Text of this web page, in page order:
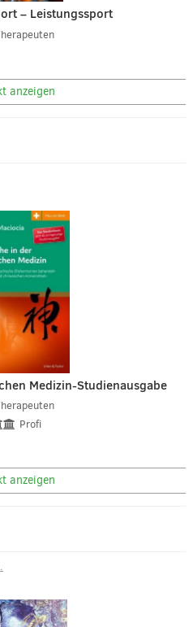
– Leistungssport
anzeigen
Medizin-Studienausgabe
Profi
anzeigen